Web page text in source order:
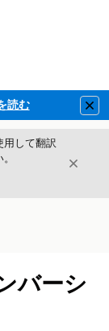
読む
用して翻訳
閉じる
バーシ